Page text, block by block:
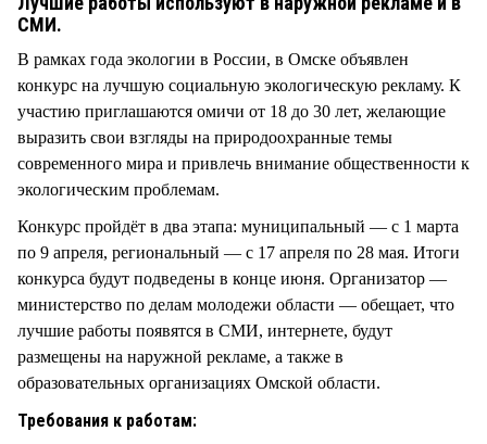
СМИ.
В рамках года экологии в России, в Омске объявлен
конкурс на лучшую социальную экологическую рекламу. К
участию приглашаются омичи от 18 до 30 лет, желающие
выразить свои взгляды на природоохранные темы
современного мира и привлечь внимание общественности к
экологическим проблемам.
Конкурс пройдёт в два этапа: муниципальный — с 1 марта
по 9 апреля, региональный — с 17 апреля по 28 мая. Итоги
конкурса будут подведены в конце июня. Организатор —
министерство по делам молодежи области — обещает, что
лучшие работы появятся в СМИ, интернете, будут
размещены на наружной рекламе, а также в
образовательных организациях Омской области.
Требования к работам: